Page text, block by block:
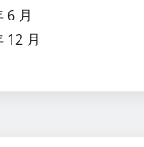
6 月
12 月